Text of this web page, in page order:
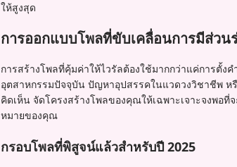
ให้สูงสุด
การออกแบบโพลที่ขับเคลื่อนการมีส่วน
การสร้างโพลที่คุ้มค่าให้ไวรัลต้องใช้มากกว่าแค่การตั้ง
อุตสาหกรรมปัจจุบัน ปัญหาอุปสรรคในแวดวงวิชาชีพ ห
คิดเห็น จัดโครงสร้างโพลของคุณให้เฉพาะเจาะจงพอ
หมายของคุณ
กรอบโพลที่พิสูจน์แล้วสำหรับปี 2025